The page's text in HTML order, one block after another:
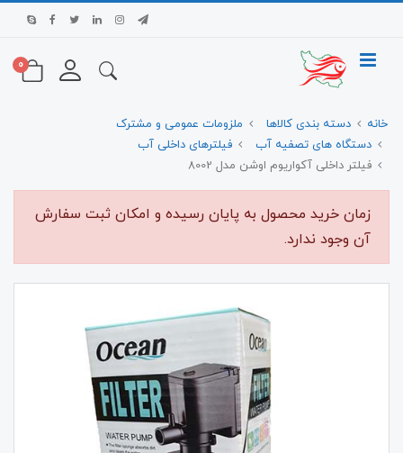
0
خانه دسته بندی کالاها
ملزومات عمومی و مشترک
دستگاه های تصفیه آب
فیلترهای داخلی آب
فیلتر داخلی آکواریوم اوشن مدل 8002
زمان خرید محصول به پایان رسیده و امکان ثبت سفارش
آن وجود ندارد.